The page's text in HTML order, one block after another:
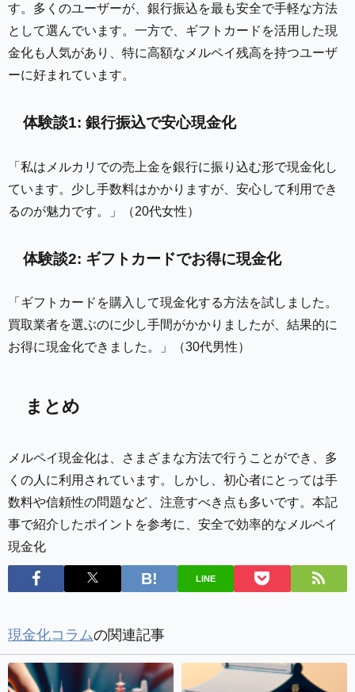
す。多くのユーザーが、銀行振込を最も安全で手軽な方法
として選んでいます。一方で、ギフトカードを活用した現
金化も人気があり、特に高額なメルペイ残高を持つユーザ
ーに好まれています。
体験談1: 銀行振込で安心現金化
「私はメルカリでの売上金を銀行に振り込む形で現金化し
ています。少し手数料はかかりますが、安心して利用でき
るのが魅力です。」（20代女性）
体験談2: ギフトカードでお得に現金化
「ギフトカードを購入して現金化する方法を試しました。
買取業者を選ぶのに少し手間がかかりましたが、結果的に
お得に現金化できました。」（30代男性）
まとめ
メルペイ現金化は、さまざまな方法で行うことができ、多
くの人に利用されています。しかし、初心者にとっては手
数料や信頼性の問題など、注意すべき点も多いです。本記
事で紹介したポイントを参考に、安全で効率的なメルペイ
現金化
LINE
現金化コラムの関連記事